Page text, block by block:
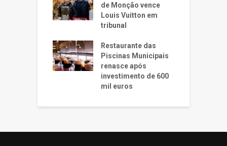
de Monção vence
Louis Vuitton em
tribunal
Restaurante das
Piscinas Municipais
renasce após
investimento de 600
mil euros